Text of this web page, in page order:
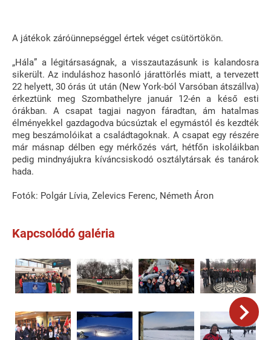
A játékok záróünnepséggel értek véget csütörtökön.
„Hála” a légitársaságnak, a visszautazásunk is kalandosra
sikerült. Az induláshoz hasonló járattörlés miatt, a tervezett
22 helyett, 30 órás út után (New York-ból Varsóban átszállva)
érkeztünk meg Szombathelyre január 12-én a késő esti
órákban. A csapat tagjai nagyon fáradtan, ám hatalmas
élményekkel gazdagodva búcsúztak el egymástól és kezdték
meg beszámolóikat a családtagoknak. A csapat egy részére
már másnap délben egy mérkőzés várt, hétfőn iskoláikban
pedig mindnyájukra kíváncsiskodó osztálytársak és tanárok
hada.
Fotók: Polgár Lívia, Zelevics Ferenc, Németh Áron
Kapcsolódó galéria